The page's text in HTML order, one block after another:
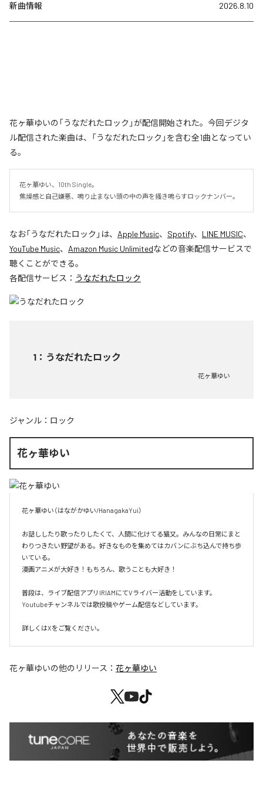
新曲情報 2026.8.10
花ヶ華ゆいの「うなだれたロック」が配信開始された。今回デジタ
ル配信された楽曲は、「うなだれたロック」を含む全1曲となってい
る。
花ヶ華ゆい、10th Single。
焦燥感と自己嫌悪、鳴り止まない頭の中の声を掻き鳴らすロックナンバー。
なお「うなだれたロック 」は、 Apple Music、 Spotify、 LINE MUSIC、
YouTube Music、 Amazon Music Unlimitedなどの音楽配信サービスで
聴くことができる。
各配信サービス： うなだれたロック
1 ： うなだれたロック
花ヶ華ゆい
ジャンル： ロック
花ヶ華ゆい
花ヶ華ゆい（はながかゆい/HanagakaYui）
お話ししたり歌ったりしたくて、人間に化けてる猫又。みんなの日常にまと
わりつきたい野望がある。好きなものを集めてはカバンにぶち込んで持ち歩
いている。
漫画アニメが大好き！もちろん、歌うことも大好き！
普段は、ライブ配信アプリIRIAMにてVライバー活動をしています。
Youtubeチャンネルでは歌投稿やゲーム配信などしています。
詳しくはXをご覧ください。
花ヶ華ゆいの他のリリース： 花ヶ華ゆい